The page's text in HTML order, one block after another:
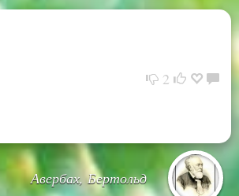
2
Авербах, Бертольд